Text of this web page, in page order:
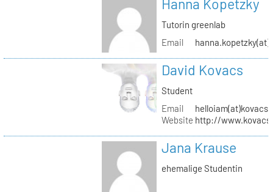
Hanna Kopetzky
Tutorin greenlab
Email
David Kovacs
Student
Email
Website http://
Jana Krause
ehemalige Studentin